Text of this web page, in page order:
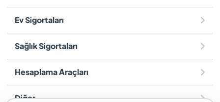
Ev Sigortaları
Sağlık Sigortaları
Hesaplama Araçları
Diğer